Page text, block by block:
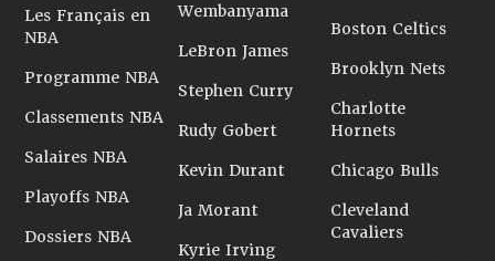
Les Français en
NBA
Programme NBA
Classements NBA
Salaires NBA
Playoffs NBA
Dossiers NBA
Wembanyama
LeBron James
Stephen Curry
Rudy Gobert
Kevin Durant
Ja Morant
Kyrie Irving
Boston Celtics
Brooklyn Nets
Charlotte
Hornets
Chicago Bulls
Cleveland
Cavaliers